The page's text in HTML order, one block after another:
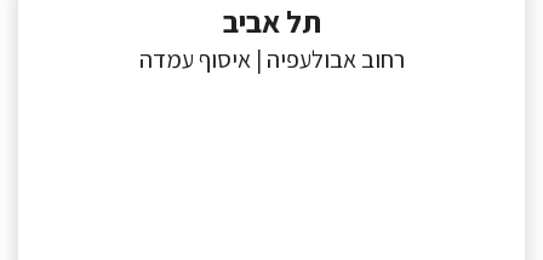
תל אביב
רחוב אבולעפיה | איסוף עמדה